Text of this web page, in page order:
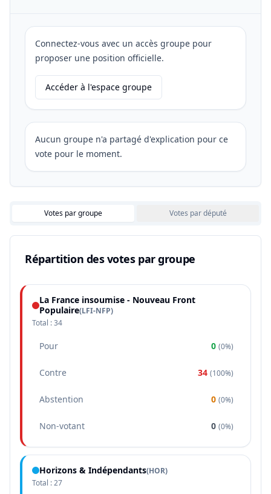
Connectez-vous avec un accès groupe pour
proposer une position officielle.
Accéder à l'espace groupe
Aucun groupe n'a partagé d'explication pour ce
vote pour le moment.
Votes par groupe Votes par député
Répartition des votes par groupe
La France insoumise - Nouveau Front
Populaire(LFI-NFP)
Total :34
Pour 0 (0%)
Contre 34 (100%)
Abstention 0 (0%)
Non-votant 0 (0%)
Horizons & Indépendants(HOR)
Total :27